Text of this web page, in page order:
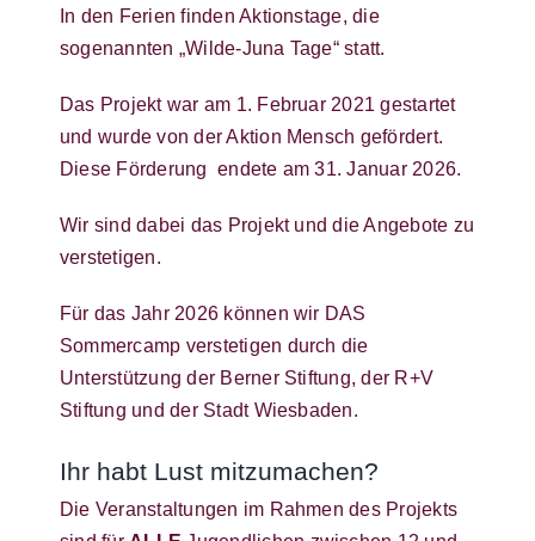
In den Ferien finden Aktionstage, die
sogenannten „Wilde-Juna Tage“ statt.
Das Projekt war am 1. Februar 2021 gestartet
und wurde von der Aktion Mensch gefördert.
Diese Förderung endete am 31. Januar 2026.
Wir sind dabei das Projekt und die Angebote zu
verstetigen.
Für das Jahr 2026 können wir DAS
Sommercamp verstetigen durch die
Unterstützung der Berner Stiftung, der R+V
Stiftung und der Stadt Wiesbaden.
Ihr habt Lust mitzumachen?
Die Veranstaltungen im Rahmen des Projekts